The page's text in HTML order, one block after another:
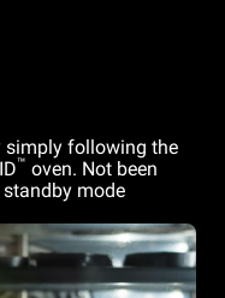
simply following the
™ oven. Not been
mode